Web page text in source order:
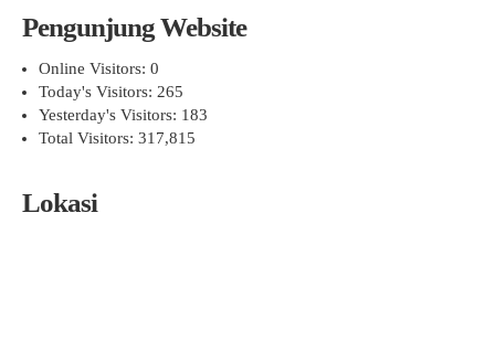
Pengunjung Website
Online Visitors: 0
Today's Visitors: 265
Yesterday's Visitors: 183
Total Visitors: 317,815
Lokasi